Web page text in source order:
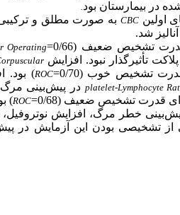
.
اولینCBC به صورت مطلق و
آنالیز شد.
تشخیص ضعیف (0/66=
Operating
تأثیرگذار نبود. افزایش
تشخیص خوب (0/70= ROC) بود.
platelet-Lymphocyte در پیش‌بینی مرگ
قدرت تشخیص ضعیف (0/68= ROC
)
خطر مرگ، افزایش
تشخیصی بودن این آزمایش در